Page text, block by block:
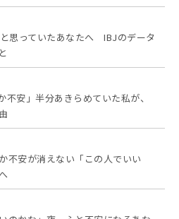
と思っていたあなたへ IBJのデータ
不安」半分あきらめていた私が、
不安が消えない「この人でいい